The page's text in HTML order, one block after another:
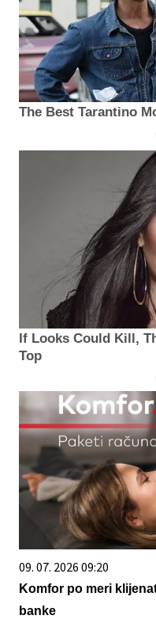
The Best Tarantino
If Looks Could Kill,
Top
09. 07. 2026 09:20
Komfor po meri
banke